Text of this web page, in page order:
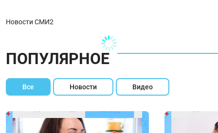
Новости СМИ2
ПОПУЛЯРНОЕ
Все Новости Видео